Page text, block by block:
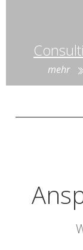
mehr